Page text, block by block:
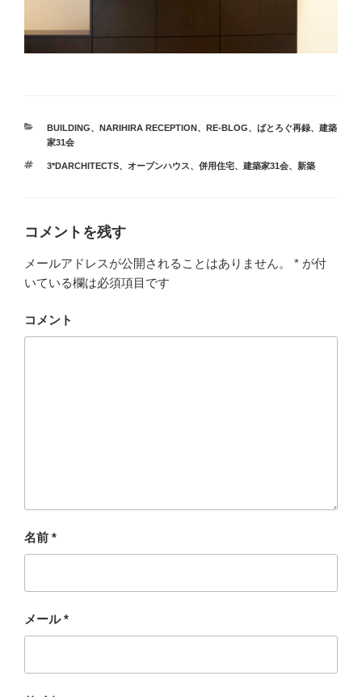
カ
テ
リ
BUILDING、 NARIHIRA RECEPTION 、 RE-BLOG、 ばとろぐ再録、 建築
家31会
タ
3*DARCHITECTS、 オープンハウス、 併用住宅、 建築家31会、 新築
コメントを残す
メールアドレスが公開されることはありません。 * が付
いている欄は必須項目です
コメント
名前 *
メール*